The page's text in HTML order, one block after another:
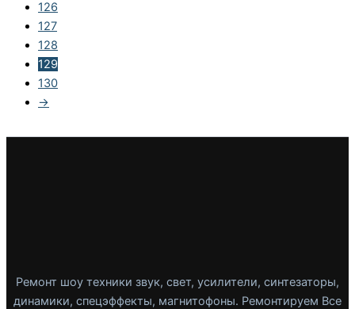
126
127
128
129
130
→
Ремонт шоу техники звук, свет, усилители, синтезаторы,
динамики, спецэффекты, магнитофоны. Ремонтируем Все